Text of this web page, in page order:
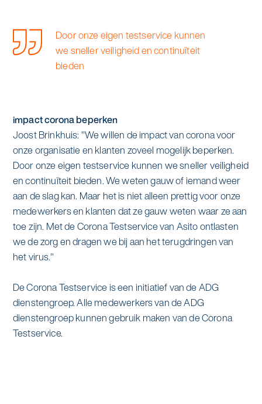
Door onze eigen testservice kunnen
we sneller veiligheid en continuïteit
bieden
impact corona beperken
Joost Brinkhuis: "We willen de impact van corona voor
onze organisatie en klanten zoveel mogelijk beperken.
Door onze eigen testservice kunnen we sneller veiligheid
en continuïteit bieden. We weten gauw of iemand weer
aan de slag kan. Maar het is niet alleen prettig voor onze
medewerkers en klanten dat ze gauw weten waar ze aan
toe zijn. Met de Corona Testservice van Asito ontlasten
we de zorg en dragen we bij aan het terugdringen van
het virus."
De Corona Testservice is een initiatief van de ADG
dienstengroep. Alle medewerkers van de ADG
dienstengroep kunnen gebruik maken van de Corona
Testservice.